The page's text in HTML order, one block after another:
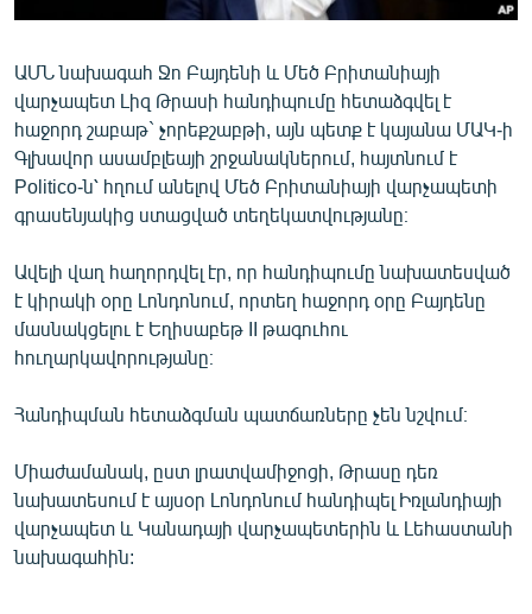
ՏՏ ԵՒ ԻՆՏԵՐՆԵՏ
ԿՈՐՈՆԱՎԻՐՈՒՍ
ԱՐԽԻՎ
ՏԵՍԱՆՅՈՒԹԵՐ
ԲԱՆԱՎԵՃ
ՓՈԴՔԱՍԹ
Հայերեն
Русский
ՀԵՏԵՎԵՔ ՄԵԶ
ԱՄՆ նախագահ Ջո Բայդենի և Մեծ Բրիտանիայի
վարչապետ Լիզ Թրասի հանդիպումը հետաձգվել է
հաջորդ շաբաթ` չորեքշաբթի, այն պետք է կայանա ՄԱԿ-ի
Գլխավոր ասամբլեայի շրջանակներում, հայտնում է
Politico-ն՝ հղում անելով Մեծ Բրիտանիայի վարչապետի
գրասենյակից ստացված տեղեկատվությանը։
Ավելի վաղ հաղորդվել էր, որ հանդիպումը նախատեսված
է կիրակի օրը Լոնդոնում, որտեղ հաջորդ օրը Բայդենը
մասնակցելու է Եղիսաբեթ II թագուհու
հուղարկավորությանը։
Հանդիպման հետաձգման պատճառները չեն նշվում։
Միաժամանակ, ըստ լրատվամիջոցի, Թրասը դեռ
նախատեսում է այսօր Լոնդոնում հանդիպել Իռլանդիայի
վարչապետ և Կանադայի վարչապետերին և Լեհաստանի
նախագահին: